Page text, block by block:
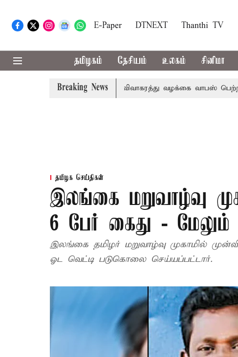
E-Paper DTNEXT Thanthi TV
தமிழகம் தேசியம் உலகம் சினிமா
Breaking News
விஜயிடமிருந்து விவாகரத்து வழக்கை வாபஸ் பெற்றார்
தமிழக செய்திகள்
இலங்கை மறுவாழ்வு
6 பேர் கைது - மேலும்
இலங்கை தமிழர் மறுவாழ்வு முகாமில்
ஓட வெட்டி படுகொலை செய்யப்பட்டார்.